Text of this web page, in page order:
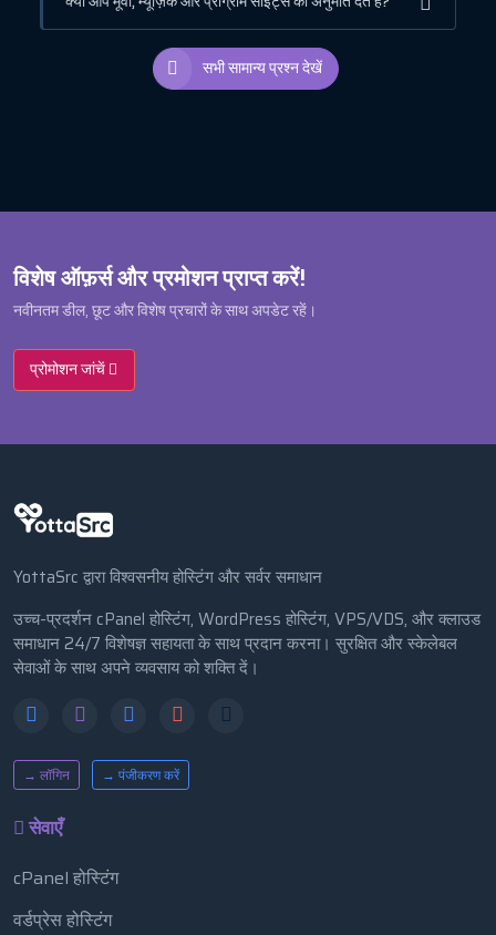
सभी सामान्य प्रश्न देखें
विशेष ऑफ़र्स और प्रमोशन प्राप्त करें!
नवीनतम डील, छूट और विशेष प्रचारों के साथ अपडेट रहें।
प्रोमोशन जांचें
YottaSrc द्वारा विश्वसनीय होस्टिंग और सर्वर समाधान
उच्च-प्रदर्शन cPanel होस्टिंग, WordPress होस्टिंग, VPS/VDS, और क्लाउड
समाधान 24/7 विशेषज्ञ सहायता के साथ प्रदान करना। सुरक्षित और स्केलेबल
सेवाओं के साथ अपने व्यवसाय को शक्ति दें।
→ लॉगिन → पंजीकरण करें
सेवाएँ
cPanel होस्टिंग
वर्डप्रेस होस्टिंग